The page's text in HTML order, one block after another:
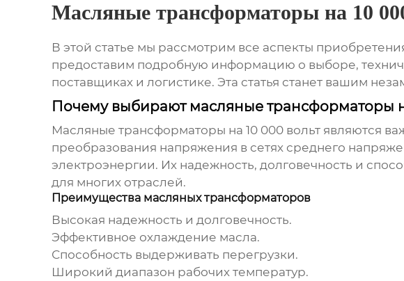
Масляные трансформаторы на 10
В этой статье мы рассмотрим все аспекты
предоставим подробную информацию о выборе,
поставщиках и логистике. Эта статья станет вашим
Почему выбирают масляные трансформаторы
Масляные трансформаторы на 10 000 вольтявляются
преобразования напряжения в сетях среднего
электроэнергии. Их надежность, долговечность и
для многих отраслей.
Преимущества масляных трансформаторов
Высокая надежность и долговечность.
Эффективное охлаждение масла.
Способность выдерживать перегрузки.
Широкий диапазон рабочих температур.